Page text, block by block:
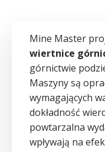
Mine Master
wiertnice
górnictwie
Maszyny są
wymagających
dokładność
powtarzalna
wpływają na